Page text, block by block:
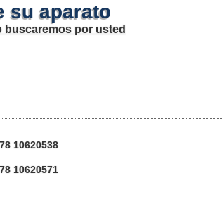
su aparato
buscaremos por usted
10620538
10620571